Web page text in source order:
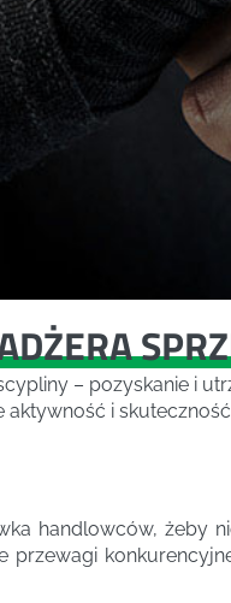
– pozyskanie i
aktywność i
handlowców, żeby
przewagi